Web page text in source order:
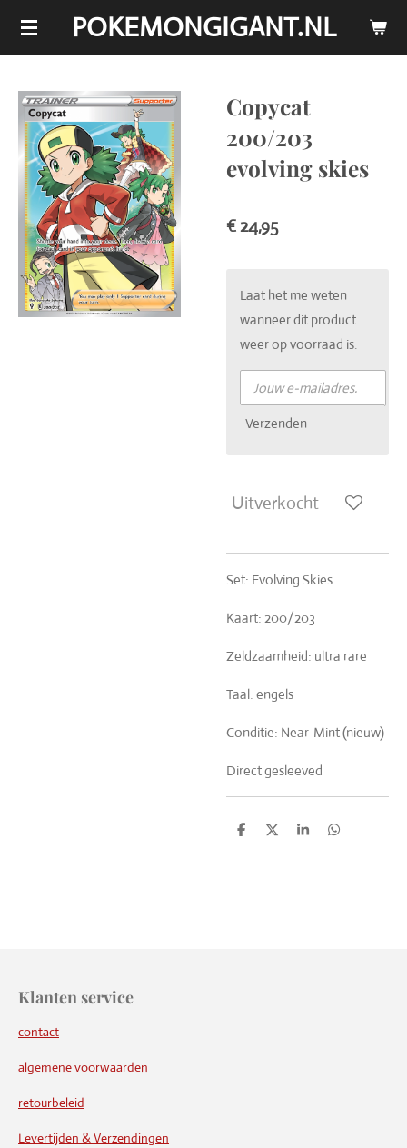
Ga
de
hoofdinhoud
POKEMONGIGANT.NL
Copycat
200/203
evolving skies
€ 24,95
Laat het me weten
wanneer dit product
weer op voorraad is.
Verzenden
Uitverkocht
Set: Evolving Skies
Kaart: 200/203
Zeldzaamheid: ultra rare
Taal: engels
Conditie: Near-Mint (nieuw)
Direct gesleeved
D
D
S
D
Klanten service
contact
algemene voorwaarden
retourbeleid
Levertijden & Verzendingen